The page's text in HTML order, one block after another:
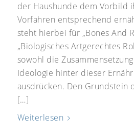
der Haushunde dem Vorbild
Vorfahren entsprechend
steht hierbei für „Bones And
„Biologisches Artgerechtes
sowohl die
Ideologie hinter dieser
ausdrücken. Den Grundstein
[…]
Weiterlesen